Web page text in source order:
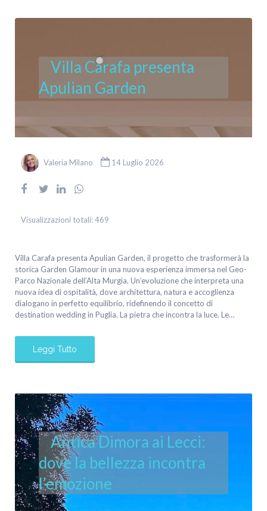
Villa Carafa presenta
Apulian Garden
Valeria Milano 14 Luglio 2026
Visualizzazioni totali:469
Villa Carafa presenta Apulian Garden, il progetto che trasformerà la
storica Garden Glamour in una nuova esperienza immersa nel Geo-
Parco Nazionale dell’Alta Murgia. Un’evoluzione che interpreta una
nuova idea di ospitalità, dove architettura, natura e accoglienza
dialogano in perfetto equilibrio, ridefinendo il concetto di
destination wedding in Puglia. La pietra che incontra la luce. Le…
Leggi Tutto
Antica Dimora ai Lecci:
dove la bellezza incontra
l’emozione